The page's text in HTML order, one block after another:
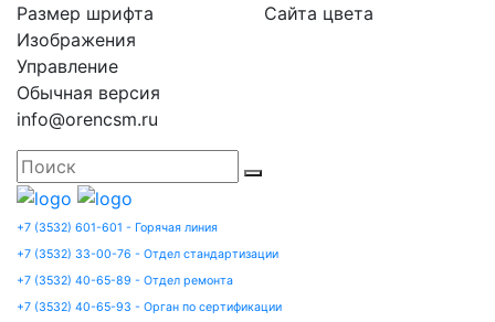
Размер шрифта
Сайта цвета
Изображения
Управление
Обычная версия
info@orencsm.ru
+7 (3532) 601-601 - Горячая линия
+7 (3532) 33-00-76 - Отдел стандартизации
+7 (3532) 40-65-89 - Отдел ремонта
+7 (3532) 40-65-93 - Орган по сертификации